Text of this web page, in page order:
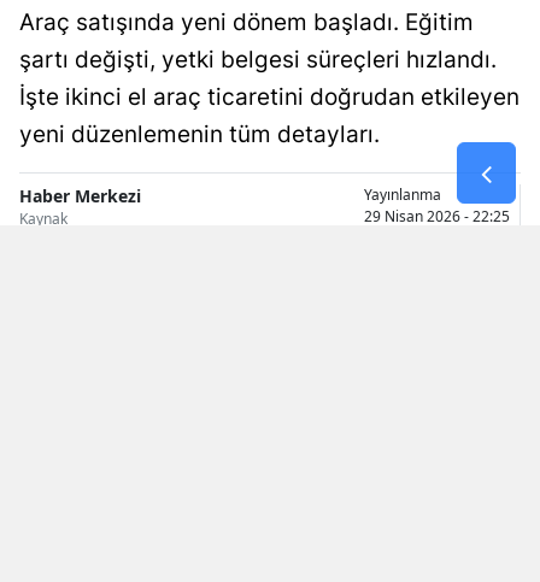
Sakarya
Samsun
Siirt
Sinop
Araç satışında yeni dönem başladı. Eğitim
şartı değişti, yetki belgesi süreçleri hızlandı.
İşte ikinci el araç ticaretini doğrudan etkileyen
yeni düzenlemenin tüm detayları.
Haber Merkezi
Kaynak
Yayınlanma
29 Nisan 2026 - 22:25